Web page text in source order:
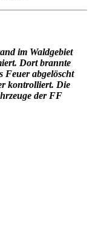
im Waldgebiet
Dort brannte
Feuer abgelöscht
kontrolliert. Die
der FF